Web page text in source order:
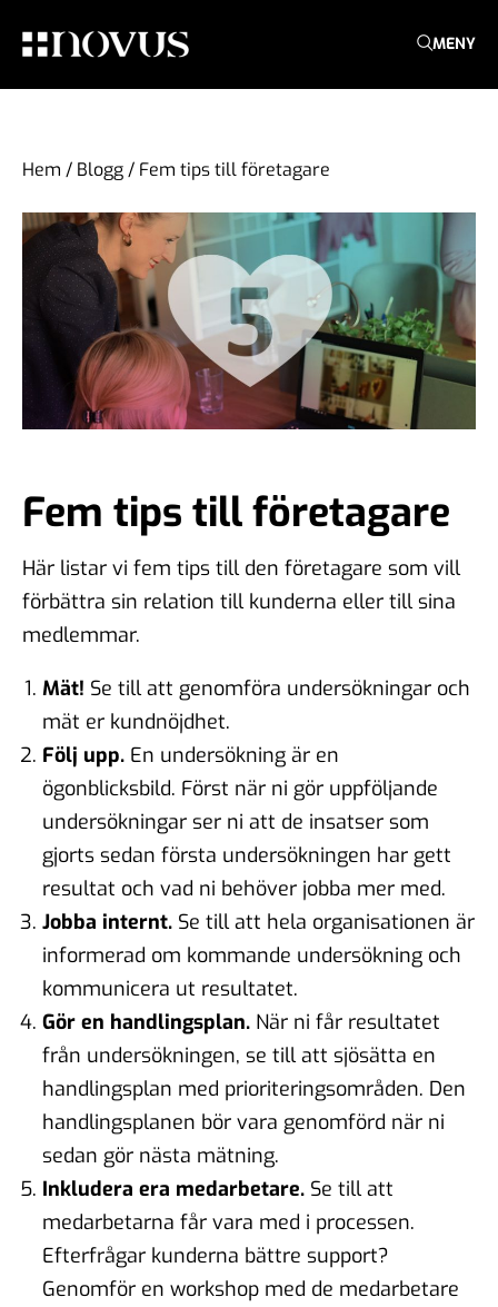
MENY
Hem / Blogg/ Fem tips till företagare
Fem tips till företagare
Här listar vi fem tips till den företagare som vill
förbättra sin relation till kunderna eller till sina
medlemmar.
Mät! Se till att genomföra undersökningar och
mät er kundnöjdhet.
Följ upp. En undersökning är en
ögonblicksbild. Först när ni gör uppföljande
undersökningar ser ni att de insatser som
gjorts sedan första undersökningen har gett
resultat och vad ni behöver jobba mer med.
Jobba internt. Se till att hela organisationen är
informerad om kommande undersökning och
kommunicera ut resultatet.
Gör en handlingsplan. När ni får resultatet
från undersökningen, se till att sjösätta en
handlingsplan med prioriteringsområden. Den
handlingsplanen bör vara genomförd när ni
sedan gör nästa mätning.
Inkludera era medarbetare. Se till att
medarbetarna får vara med i processen.
Efterfrågar kunderna bättre support?
Genomför en workshop med de medarbetare